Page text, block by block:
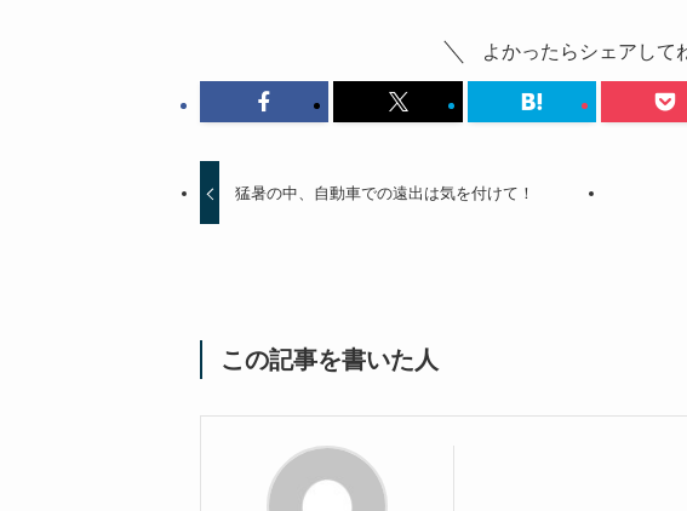
よかったらシェアして
猛暑の中、自動車での遠出は気を付けて！
この記事を書いた人